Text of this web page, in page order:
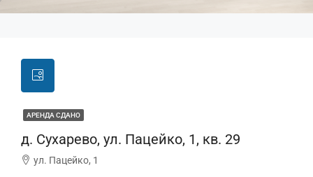
АРЕНДА СДАНО
д. Сухарево, ул. Пацейко, 1, кв. 29
ул. Пацейко, 1